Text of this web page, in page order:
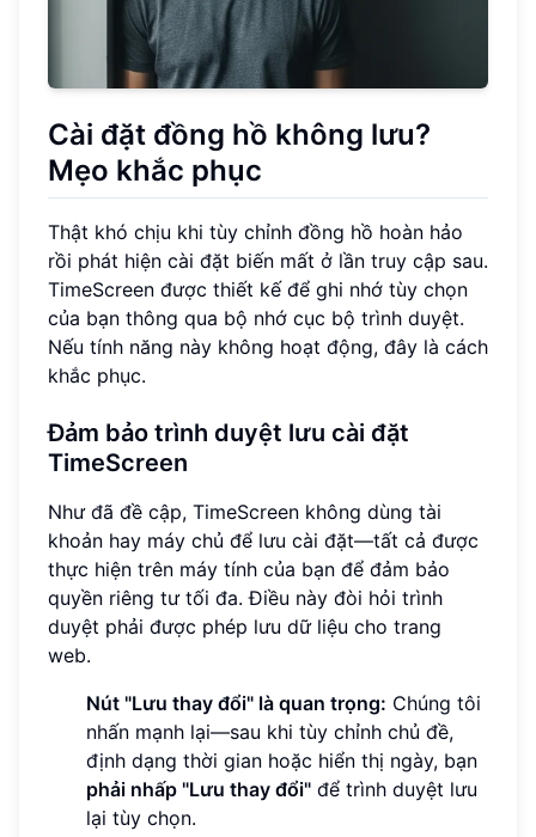
Cài đặt đồng hồ không lưu?
Mẹo khắc phục
Thật khó chịu khi tùy chỉnh đồng hồ hoàn hảo
rồi phát hiện cài đặt biến mất ở lần truy cập sau.
TimeScreen được thiết kế để ghi nhớ tùy chọn
của bạn thông qua bộ nhớ cục bộ trình duyệt.
Nếu tính năng này không hoạt động, đây là cách
khắc phục.
Đảm bảo trình duyệt lưu cài đặt
TimeScreen
Như đã đề cập, TimeScreen không dùng tài
khoản hay máy chủ để lưu cài đặt—tất cả được
thực hiện trên máy tính của bạn để đảm bảo
quyền riêng tư tối đa. Điều này đòi hỏi trình
duyệt phải được phép lưu dữ liệu cho trang
web.
Nút "Lưu thay đổi" là quan trọng: Chúng tôi
nhấn mạnh lại—sau khi tùy chỉnh chủ đề,
định dạng thời gian hoặc hiển thị ngày, bạn
phải nhấp "Lưu thay đổi" để trình duyệt lưu
lại tùy chọn.